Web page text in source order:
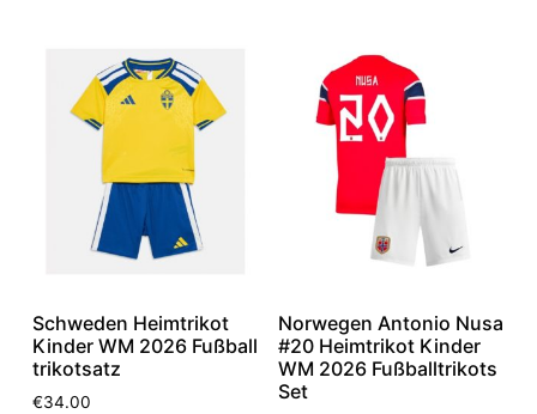
Schweden Heimtrikot
Kinder WM 2026 Fußball
trikotsatz
€34.00
Norwegen Antonio Nusa
#20 Heimtrikot Kinder
WM 2026 Fußballtrikots
Set